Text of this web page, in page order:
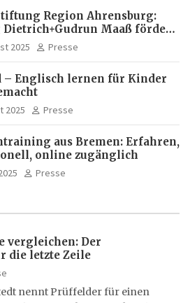
Region Ahrensburg:
Maaß fördert
von Frauen
2025 Presse
– Englisch lernen für Kinder
2025 Presse
aus Bremen: Erfahren,
online zugänglich
Presse
vergleichen: Der
die letzte Zeile
nennt Prüffelder für einen